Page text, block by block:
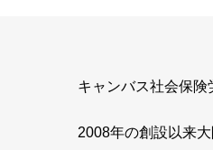
キャンバス社会保険
2008年の創設以来